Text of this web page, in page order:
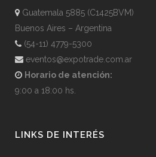
Guatemala 5885 (C1425BVM)
Buenos Aires – Argentina
(54-11) 4779-5300
eventos@expotrade.com.ar
Horario de atención:
9:00 a 18:00 hs.
LINKS DE INTERÉS